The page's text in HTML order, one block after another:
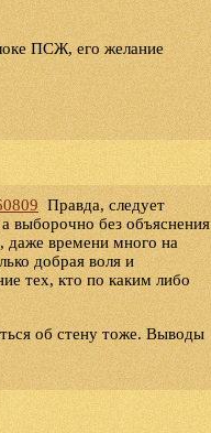
ПСЖ, его желание
Правда, следует
а выборочно без объяснения
даже времени много на
добрая воля и
тех, кто по каким либо
об стену тоже. Выводы